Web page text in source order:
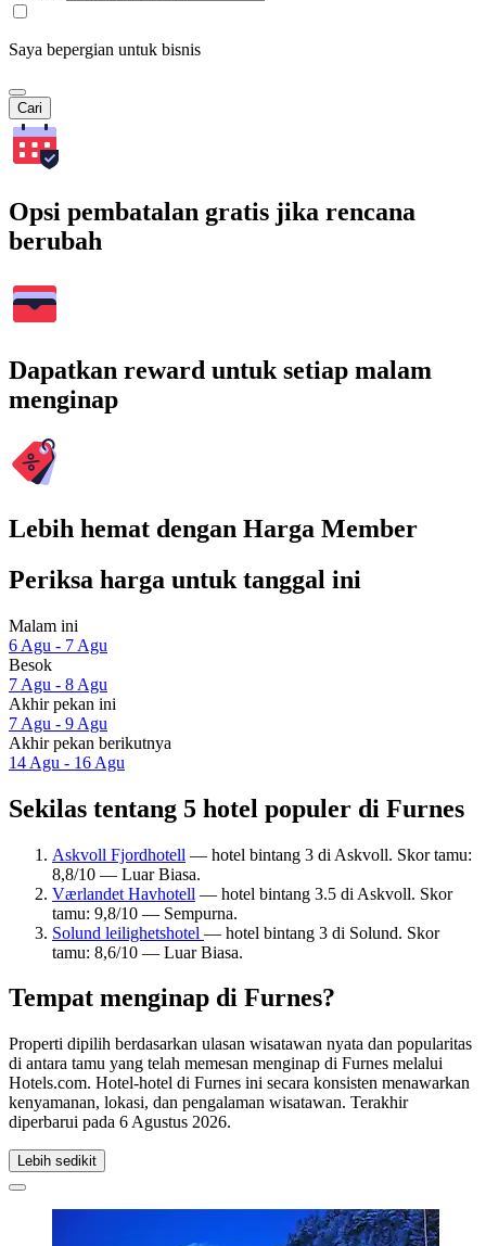
Saya bepergian untuk bisnis
Cari
Opsi pembatalan gratis jika rencana
berubah
Dapatkan reward untuk setiap malam
menginap
Lebih hemat dengan Harga Member
Periksa harga untuk tanggal ini
Malam ini
6 Agu - 7 Agu
Besok
7 Agu - 8 Agu
Akhir pekan ini
7 Agu - 9 Agu
Akhir pekan berikutnya
14 Agu - 16 Agu
Sekilas tentang 5 hotel populer di Furnes
Askvoll Fjordhotell — hotel bintang 3 di Askvoll. Skor tamu:
8,8/10 — Luar Biasa.
Værlandet Havhotell — hotel bintang 3.5 di Askvoll. Skor
tamu: 9,8/10 — Sempurna.
Solund leilighetshotel — hotel bintang 3 di Solund. Skor
tamu: 8,6/10 — Luar Biasa.
Tempat menginap di Furnes?
Properti dipilih berdasarkan ulasan wisatawan nyata dan popularitas
di antara tamu yang telah memesan menginap di Furnes melalui
Hotels.com. Hotel-hotel di Furnes ini secara konsisten menawarkan
kenyamanan, lokasi, dan pengalaman wisatawan. Terakhir
diperbarui pada 6 Agustus 2026.
Lebih sedikit